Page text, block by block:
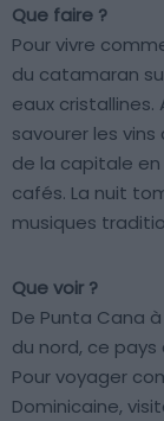
Que faire ?
Pour vivre
du catamaran
eaux
savourer les
de la capitale
cafés. La nuit
musiques
Que voir ?
De Punta Cana
du nord, ce
Pour voyager
Dominicaine,